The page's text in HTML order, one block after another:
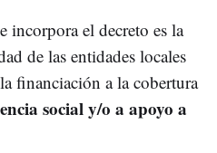
incorpora el decreto es la
de las entidades locales
financiación a la cobertura
social y/o a apoyo a